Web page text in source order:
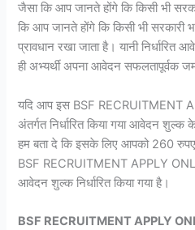
जैसा कि आप जानते होंगे कि किसी भी
कि आप जानते होंगे कि किसी भी सरकारी
प्रावधान रखा जाता है। यानी
ही अभ्यर्थी अपना आवेदन सफलतापूर्वक
यदि आप इस BSF RECRUITMENT
अंतर्गत निर्धारित किया गया आवेदन शुल्क
हम बता दे कि इसके लिए आपको 260 रुपए
BSF RECRUITMENT APPLY
आवेदन शुल्क निर्धारित किया गया है।
BSF RECRUITMENT APPLY